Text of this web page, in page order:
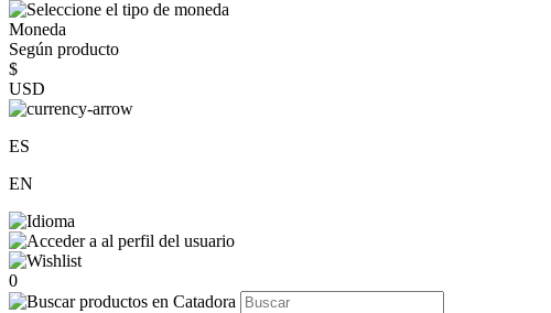
Moneda
Según producto
$
USD
ES
EN
0